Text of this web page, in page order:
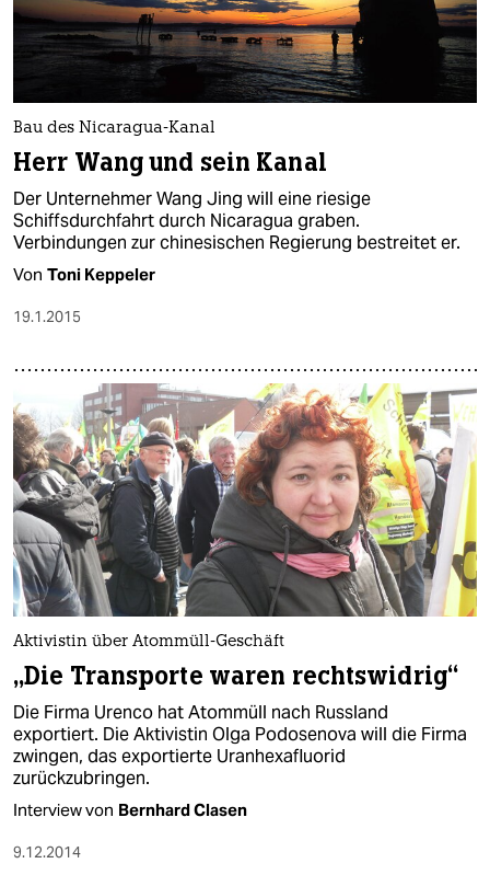
Bau des Nicaragua-Kanal
Herr Wang und sein Kanal
Der Unternehmer Wang Jing will eine riesige
Schiffsdurchfahrt durch Nicaragua graben.
Verbindungen zur chinesischen Regierung bestreitet er.
Von Toni Keppeler
19.1.2015
Aktivistin über Atommüll-Geschäft
„Die Transporte waren rechtswidrig“
Die Firma Urenco hat Atommüll nach Russland
exportiert. Die Aktivistin Olga Podosenova will die Firma
zwingen, das exportierte Uranhexafluorid
zurückzubringen.
Interview von Bernhard Clasen
9.12.2014